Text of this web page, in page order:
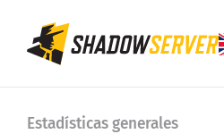
Estadísticas generales